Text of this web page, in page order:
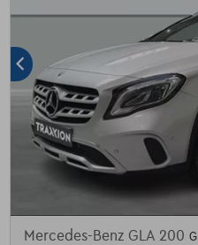
Mercedes-Benz GLA 200